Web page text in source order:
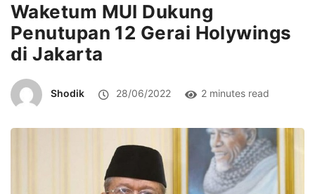
Waketum MUI Dukung
Penutupan 12 Gerai Holywings
di Jakarta
Shodik 28/06/2022 2 minutes read